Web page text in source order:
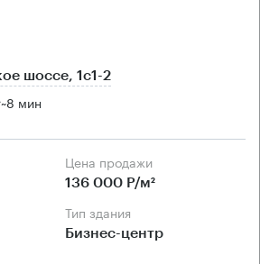
шоссе, 1с1-2
~8 мин
Цена продажи
136 000 Р/м²
Тип здания
Бизнес-центр